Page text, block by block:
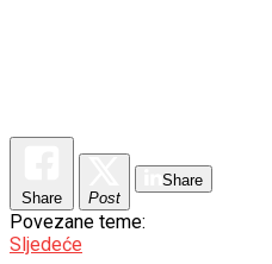
Share Post
Share
Povezane teme:
Sljedeće